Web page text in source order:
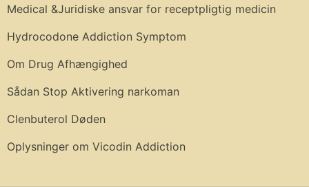
Medical &Juridiske ansvar for receptpligtig medicin
Hydrocodone Addiction Symptom
Om Drug Afhængighed
Sådan Stop Aktivering narkoman
Clenbuterol Døden
Oplysninger om Vicodin Addiction